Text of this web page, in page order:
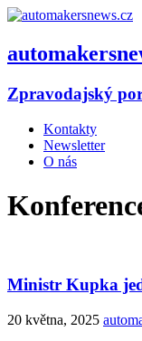
Zpravodajský
Kontakty
Newsletter
O nás
Ministr Kupka
20 května, 2025